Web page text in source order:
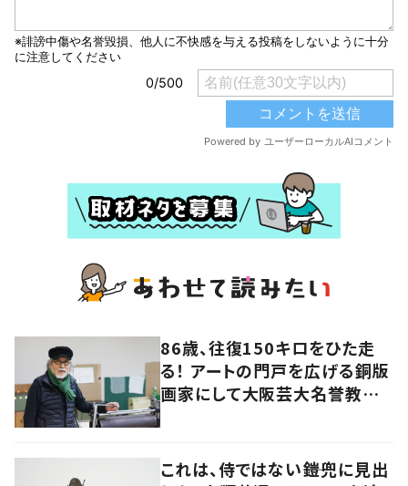
86歳、往復150キロをひた走
る！ アートの門戸を広げる銅版
画家にして大阪芸大名誉教授・
これは、侍ではない――鎧兜に見出